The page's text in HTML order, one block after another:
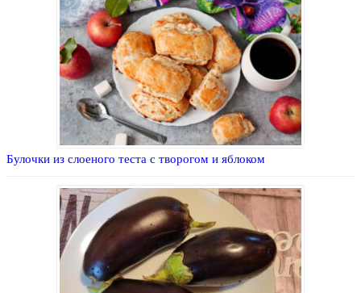
Булочки из слоеного теста с творогом и яблоком